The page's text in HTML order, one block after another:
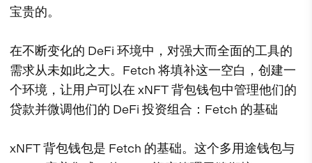
宝贵的。
在不断变化的 DeFi 环境中，对强大而全面的工具的
需求从未如此之大。Fetch 将填补这一空白，创建一
个环境，让用户可以在 xNFT 背包钱包中管理他们的
贷款并微调他们的 DeFi 投资组合：Fetch 的基础
xNFT 背包钱包是 Fetch 的基础。这个多用途钱包与